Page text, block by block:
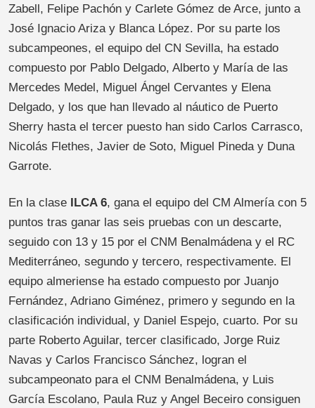
Zabell, Felipe Pachón y Carlete Gómez de Arce, junto a
José Ignacio Ariza y Blanca López. Por su parte los
subcampeones, el equipo del CN Sevilla, ha estado
compuesto por Pablo Delgado, Alberto y María de las
Mercedes Medel, Miguel Ángel Cervantes y Elena
Delgado, y los que han llevado al náutico de Puerto
Sherry hasta el tercer puesto han sido Carlos Carrasco,
Nicolás Flethes, Javier de Soto, Miguel Pineda y Duna
Garrote.
En la clase ILCA 6, gana el equipo del CM Almería con 5
puntos tras ganar las seis pruebas con un descarte,
seguido con 13 y 15 por el CNM Benalmádena y el RC
Mediterráneo, segundo y tercero, respectivamente. El
equipo almeriense ha estado compuesto por Juanjo
Fernández, Adriano Giménez, primero y segundo en la
clasificación individual, y Daniel Espejo, cuarto. Por su
parte Roberto Aguilar, tercer clasificado, Jorge Ruiz
Navas y Carlos Francisco Sánchez, logran el
subcampeonato para el CNM Benalmádena, y Luis
García Escolano, Paula Ruz y Angel Beceiro consiguen